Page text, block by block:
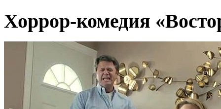
Хоррор-комедия